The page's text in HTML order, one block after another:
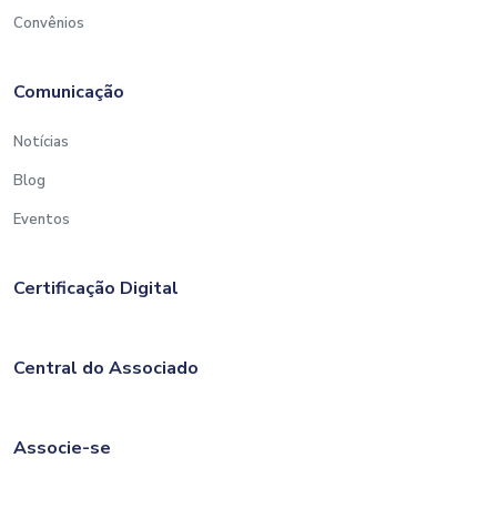
Convênios
Comunicação
Notícias
Blog
Eventos
Certificação Digital
Central do Associado
Associe-se